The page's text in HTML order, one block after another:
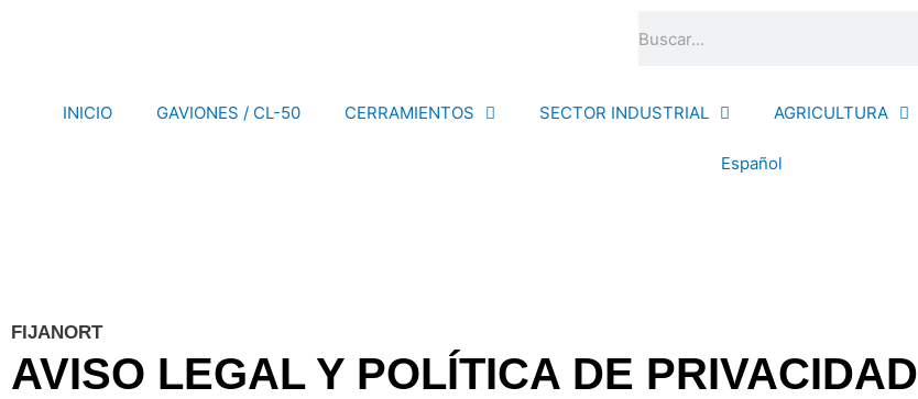
INICIO GAVIONES / CL-50 CERRAMIENTOS SECTOR INDUSTRIAL AGRICULTURA
Español
FIJANORT
AVISO LEGAL Y POLÍTICA DE PRIVACIDAD